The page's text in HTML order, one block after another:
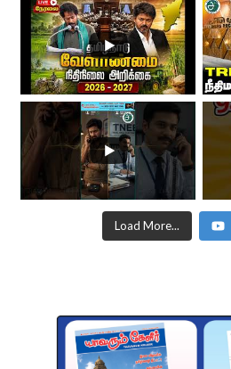
Load More...